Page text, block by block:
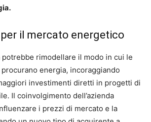
il mercato energetico
potrebbe rimodellare il modo in cui le
energia, incoraggiando
investimenti diretti in progetti di
Il coinvolgimento dell’azienda
i prezzi di mercato e la